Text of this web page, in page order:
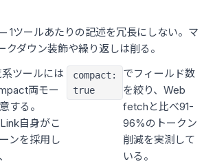
1ツールあたりの記述を冗長にしない。マ
クダウン装飾や繰り返しは削る。
ツールには
両モー
する。
自身がこ
ンを採用し
compact:
true
でフィールド数
を絞り、Web
fetchと比べ91-
96%のトークン
削減を実測して
いる。